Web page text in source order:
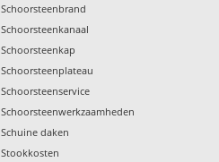
Schoorsteenbrand
Schoorsteenkanaal
Schoorsteenkap
Schoorsteenplateau
Schoorsteenservice
Schoorsteenwerkzaamheden
Schuine daken
Stookkosten